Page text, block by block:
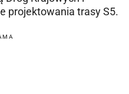
projektowania trasy S5.